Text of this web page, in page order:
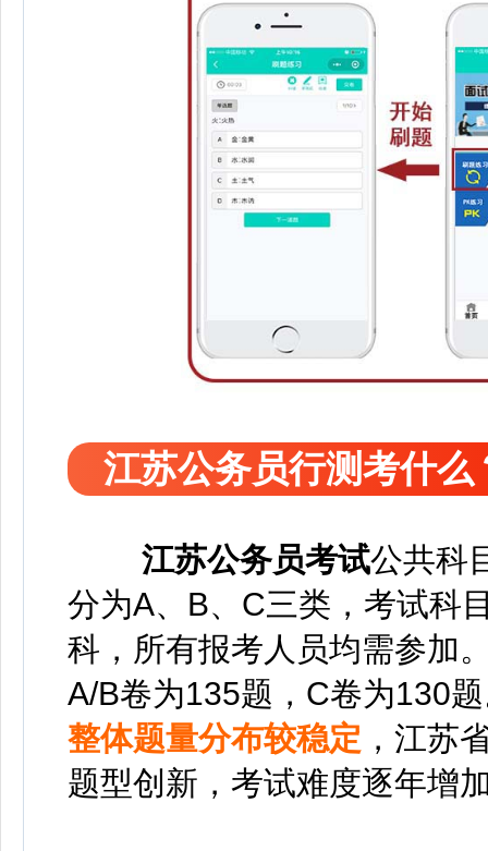
江苏公务员行测考什么
江苏公务员考试公共科
分为A、B、C三类，考试科
科，所有报考人员均需参加
A/B卷为135题，C卷为130
整体题量分布较稳定 ，江苏
题型创新，考试难度逐年增